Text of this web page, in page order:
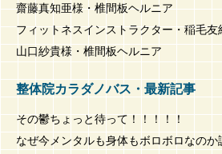
齋藤真知亜様・椎間板ヘルニア
フィットネスインストラクター・稲毛友
山口紗貴様・椎間板ヘルニア
整体院カラダノバス・最新記事
その鬱ちょっと待って！！！！！
なぜ今メンタルも身体もボロボロなのか